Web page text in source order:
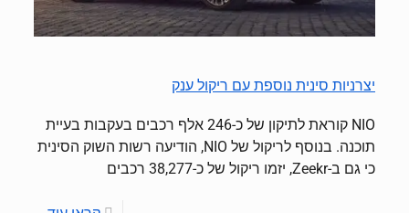
יצרניות סינית נוספת עם ריקול ענק
NIO קוראת לתיקון של כ-246 אלף רכבים בעקבות בעיית
תוכנה. בנוסף לריקול של NIO, הודיעה רשות השוק הסינית
כי גם ב-Zeekr, יזמו ריקול של כ-38,277 רכבים